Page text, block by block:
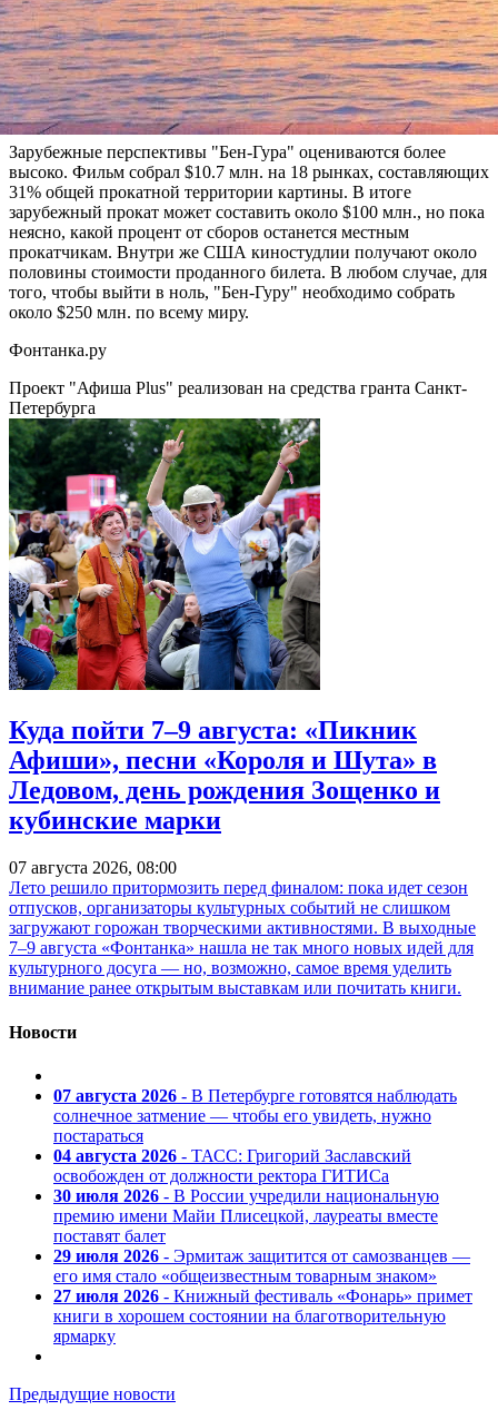
"Бен-Гур", на производство которого были потрачены те же
$100 млн., потребовал еще около 10 миллионов на маркетинг
и мировую дистрибуцию. Сборы же в США в первый уик-энд
составили всего $12 млн. Маркетологи уверены, что ленте
повезет, если в итоге она соберет в американском прокате хотя
бы $30 млн.
Зарубежные перспективы "Бен-Гура" оцениваются более
высоко. Фильм собрал $10.7 млн. на 18 рынках, составляющих
31% общей прокатной территории картины. В итоге
зарубежный прокат может составить около $100 млн., но пока
неясно, какой процент от сборов останется местным
прокатчикам. Внутри же США киностудлии получают около
половины стоимости проданного билета. В любом случае, для
того, чтобы выйти в ноль, "Бен-Гуру" необходимо собрать
около $250 млн. по всему миру.
Фонтанка.ру
Проект "Афиша Plus" реализован на средства гранта Санкт-
Петербурга
Куда пойти 7–9 августа: «Пикник
Афиши», песни «Короля и Шута» в
Ледовом, день рождения Зощенко и
кубинские марки
07 августа 2026, 08:00
Лето решило притормозить перед финалом: пока идет сезон
отпусков, организаторы культурных событий не слишком
загружают горожан творческими активностями. В выходные
7–9 августа «Фонтанка» нашла не так много новых идей для
культурного досуга — но, возможно, самое время уделить
внимание ранее открытым выставкам или почитать книги.
Новости
07 августа 2026 - В Петербурге готовятся наблюдать
солнечное затмение — чтобы его увидеть, нужно
постараться
04 августа 2026 - ТАСС: Григорий Заславский
освобожден от должности ректора ГИТИСа
30 июля 2026 - В России учредили национальную
премию имени Майи Плисецкой, лауреаты вместе
поставят балет
29 июля 2026 - Эрмитаж защитится от самозванцев —
его имя стало «общеизвестным товарным знаком»
27 июля 2026 - Книжный фестиваль «Фонарь» примет
книги в хорошем состоянии на благотворительную
ярмарку
Предыдущие новости